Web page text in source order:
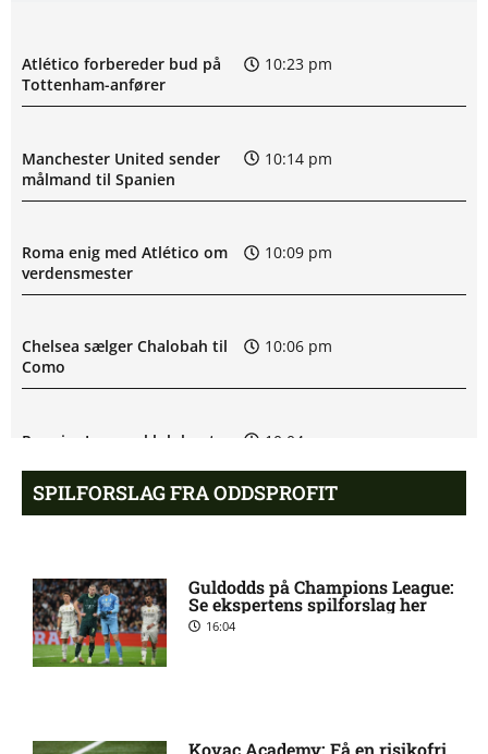
Atlético forbereder bud på
Tottenham-anfører
10:23 pm
Manchester United sender
målmand til Spanien
10:14 pm
Roma enig med Atlético om
verdensmester
10:09 pm
Chelsea sælger Chalobah til
Como
10:06 pm
Premier League-klub henter
10:04 pm
Arsenal henter Bruno
Guimarães
KFUM Oslo: Optakt,
SPILFORSLAG FRA ODDSPROFIT
Guldodds på Champions League:
Se ekspertens spilforslag her
16:04
Kovac Academy: Få en risikofri